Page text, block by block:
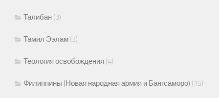
Талибан (3)
Тамил Ээлам (3)
Теология освобождения (4)
Филиппины (Новая народная армия и Бангсаморо) (15)